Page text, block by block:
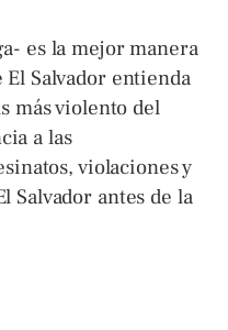
es la mejor manera
Salvador entienda
más violento del
a las
violaciones y
Salvador antes de la